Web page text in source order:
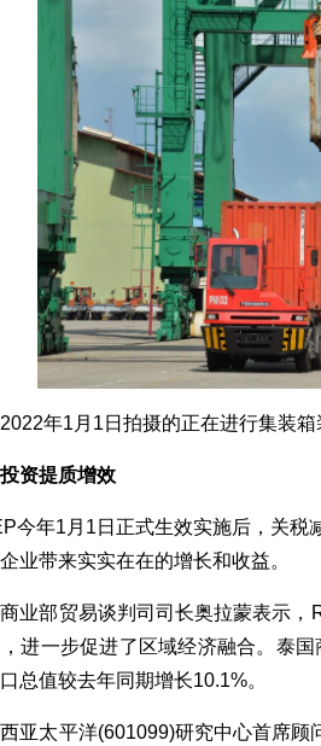
年1月1日拍摄的正在进行集装箱
资提质增效
年1月1日正式生效实施后，关税
业带来实实在在的增长和收益。
部贸易谈判司司长奥拉蒙表示，
进一步促进了区域经济融合。泰
总值较去年同期增长10.1%。
太平洋(601099)研究中心首席顾